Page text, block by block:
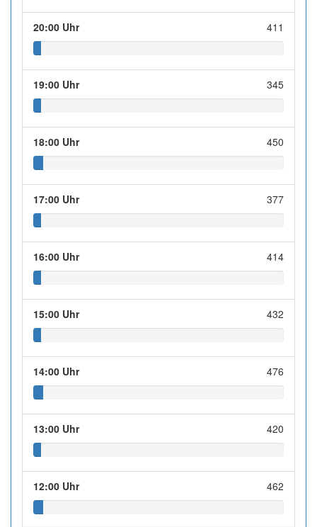
20:00 Uhr 411
19:00 Uhr 345
18:00 Uhr 450
17:00 Uhr 377
16:00 Uhr 414
15:00 Uhr 432
14:00 Uhr 476
13:00 Uhr 420
12:00 Uhr 462